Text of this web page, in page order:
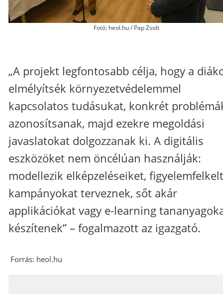
Fotó: heol.hu / Pap Zsolt
„A projekt legfontosabb célja, hogy a
elmélyítsék környezetvédelemmel
kapcsolatos tudásukat, konkrét
azonosítsanak, majd ezekre megoldási
javaslatokat dolgozzanak ki. A digitális
eszközöket nem öncélúan használják:
modellezik elképzeléseiket,
kampányokat terveznek, sőt akár
applikációkat vagy e-learning
készítenek” –​ fogalmazott az igazgató.
Forrás: heol.hu